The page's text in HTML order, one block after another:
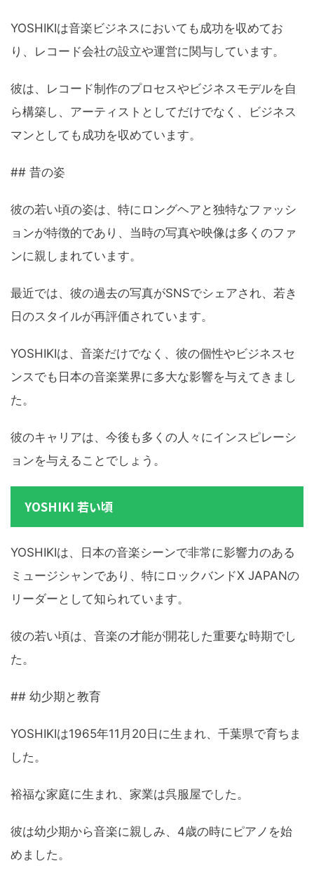
YOSHIKIは音楽ビジネスにおいても成功を収めてお
り、レコード会社の設立や運営に関与しています。
彼は、レコード制作のプロセスやビジネスモデルを自
ら構築し、アーティストとしてだけでなく、ビジネス
マンとしても成功を収めています。
## 昔の姿
彼の若い頃の姿は、特にロングヘアと独特なファッシ
ョンが特徴的であり、当時の写真や映像は多くのファ
ンに親しまれています。
最近では、彼の過去の写真がSNSでシェアされ、若き
日のスタイルが再評価されています。
YOSHIKIは、音楽だけでなく、彼の個性やビジネスセ
ンスでも日本の音楽業界に多大な影響を与えてきまし
た。
彼のキャリアは、今後も多くの人々にインスピレーシ
ョンを与えることでしょう。
YOSHIKI 若い頃
YOSHIKIは、日本の音楽シーンで非常に影響力のある
ミュージシャンであり、特にロックバンドX JAPANの
リーダーとして知られています。
彼の若い頃は、音楽の才能が開花した重要な時期でし
た。
## 幼少期と教育
YOSHIKIは1965年11月20日に生まれ、千葉県で育ちま
した。
裕福な家庭に生まれ、家業は呉服屋でした。
彼は幼少期から音楽に親しみ、4歳の時にピアノを始
めました。